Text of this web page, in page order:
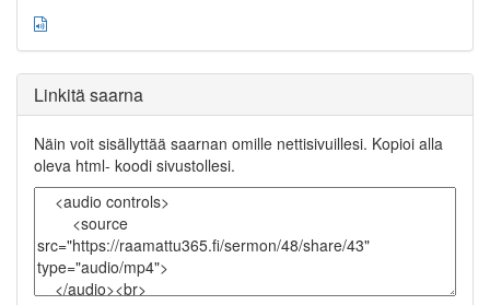
Linkitä saarna
Näin voit sisällyttää saarnan omille nettisivuillesi. Kopioi alla
oleva html- koodi sivustollesi.